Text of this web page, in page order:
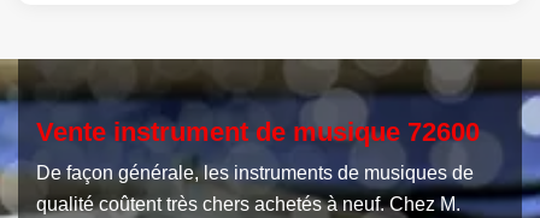
Vente instrument de musique 72600
De façon générale, les instruments de musiques de
qualité coûtent très chers achetés à neuf. Chez M.